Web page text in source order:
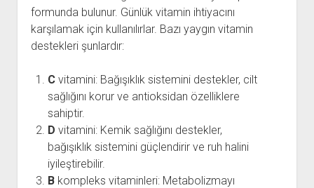
formunda bulunur. Günlük vitamin ihtiyacını
karşılamak için kullanılırlar. Bazı yaygın vitamin
destekleri şunlardır:
Cvitamini: Bağışıklık sistemini destekler, cilt
sağlığını korur ve antioksidan özelliklere
sahiptir.
D vitamini: Kemik sağlığını destekler,
bağışıklık sistemini güçlendirir ve ruh halini
iyileştirebilir.
Bkompleks vitaminleri: Metabolizmayı